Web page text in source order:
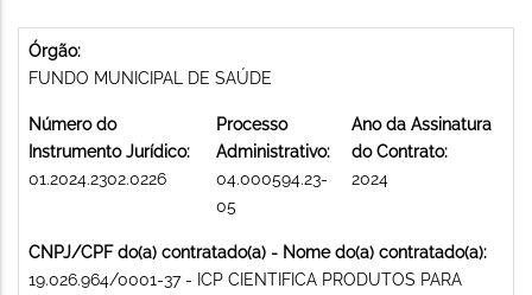
Órgão:
FUNDO MUNICIPAL DE SAÚDE
Número do
Instrumento Jurídico:
01.2024.2302.0226
Processo
Administrativo:
04.000594.23-
05
Ano da Assinatura
do Contrato:
2024
CNPJ/CPF do(a) contratado(a) - Nome do(a) contratado(a):
19.026.964/0001-37 - ICP CIENTIFICA PRODUTOS PARA